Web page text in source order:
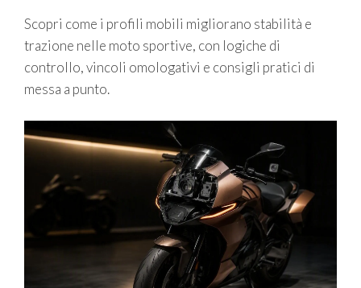
Scopri come i profili mobili migliorano stabilità e
trazione nelle moto sportive, con logiche di
controllo, vincoli omologativi e consigli pratici di
messa a punto.